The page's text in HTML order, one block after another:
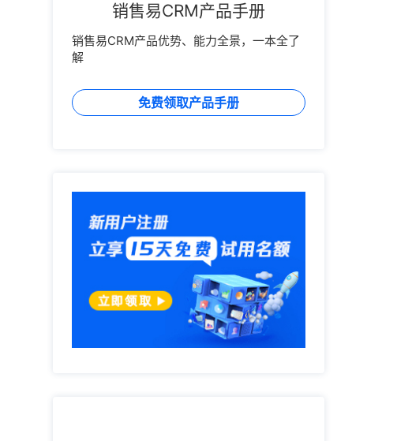
销售易CRM产品手册
销售易CRM产品优势、能力全景，一本全了
解
免费领取产品手册